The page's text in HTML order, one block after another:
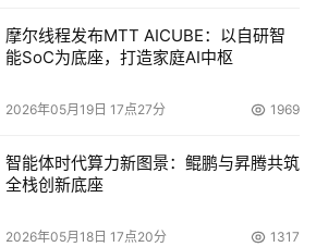
摩尔线程发布MTT AICUBE：以自研智
能SoC为底座，打造家庭AI中枢
2026年05月19日 17点27分 1969
智能体时代算力新图景：鲲鹏与昇腾共筑
全栈创新底座
2026年05月18日 17点20分 1317